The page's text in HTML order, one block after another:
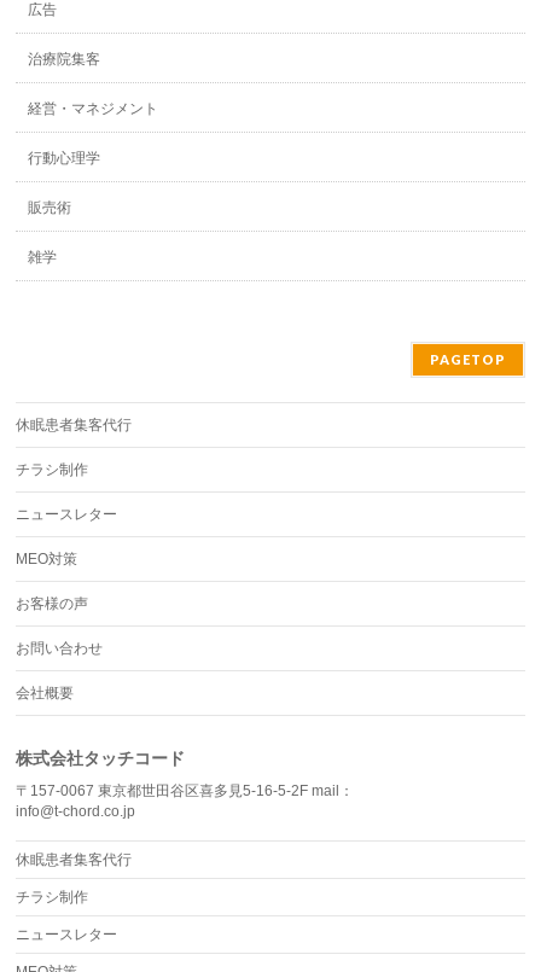
広告
治療院集客
経営・マネジメント
行動心理学
販売術
雑学
PAGETOP
休眠患者集客代行
チラシ制作
ニュースレター
MEO対策
お客様の声
お問い合わせ
会社概要
株式会社タッチコード
〒157-0067 東京都世田谷区喜多見5-16-5-2F mail：
info@t-chord.co.jp
休眠患者集客代行
チラシ制作
ニュースレター